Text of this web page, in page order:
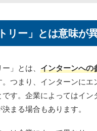
リー」とは意味が
」とは、 インターンへの
つまり、インターンに
す。企業によってはイ
まる場合もあります。